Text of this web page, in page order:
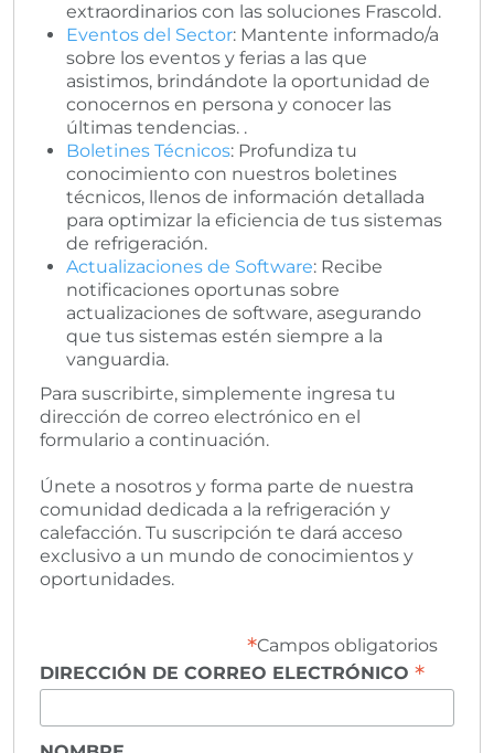
extraordinarios con las soluciones Frascold.
Eventos del Sector: Mantente informado/a
sobre los eventos y ferias a las que
asistimos, brindándote la oportunidad de
conocernos en persona y conocer las
últimas tendencias. .
Boletines Técnicos: Profundiza tu
conocimiento con nuestros boletines
técnicos, llenos de información detallada
para optimizar la eficiencia de tus sistemas
de refrigeración.
Actualizaciones de Software: Recibe
notificaciones oportunas sobre
actualizaciones de software, asegurando
que tus sistemas estén siempre a la
vanguardia.
Para suscribirte, simplemente ingresa tu
dirección de correo electrónico en el
formulario a continuación.
Únete a nosotros y forma parte de nuestra
comunidad dedicada a la refrigeración y
calefacción. Tu suscripción te dará acceso
exclusivo a un mundo de conocimientos y
oportunidades.
*Campos obligatorios
DIRECCIÓN DE CORREO ELECTRÓNICO *